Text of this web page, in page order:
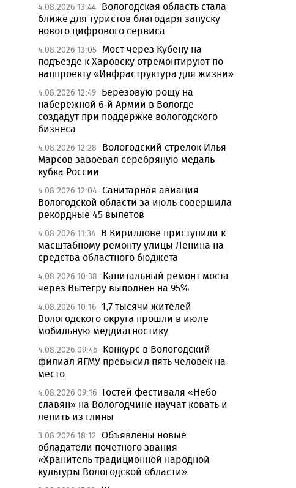
4.08.2026 13:44 Вологодская область стала
ближе для туристов благодаря запуску
нового цифрового сервиса
4.08.2026 13:05 Мост через Кубену на
подъезде к Харовску отремонтируют по
нацпроекту «Инфраструктура для жизни»
4.08.2026 12:49 Березовую рощу на
набережной 6-й Армии в Вологде
создадут при поддержке вологодского
бизнеса
4.08.2026 12:28
Вологодский стрелок Илья
Марсов завоевал серебряную медаль
кубка России
4.08.2026 12:04 Санитарная авиация
Вологодской области за июль совершила
рекордные 45 вылетов
4.08.2026 11:34 В Кириллове приступили к
масштабному ремонту улицы Ленина на
средства областного бюджета
4.08.2026 10:38
Капитальный ремонт моста
через Вытегру выполнен на 95%
4.08.2026 10:16 1,7 тысячи жителей
Вологодского округа прошли в июле
мобильную меддиагностику
4.08.2026 09:46 Конкурс в Вологодский
филиал ЯГМУ превысил пять человек на
место
4.08.2026 09:16 Гостей фестиваля «Небо
славян» на Вологодчине научат ковать и
лепить из глины
3.08.2026 18:12 Объявлены новые
обладатели почетного звания
«Хранитель традиционной народной
культуры Вологодской области»